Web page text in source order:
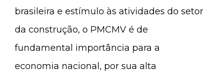
brasileira e estímulo às atividades do setor
da construção, o PMCMV é de
fundamental importância para a
economia nacional, por sua alta